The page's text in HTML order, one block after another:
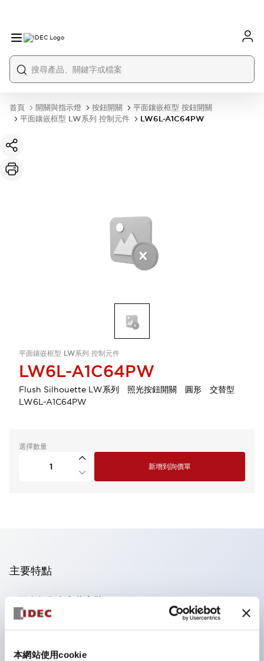
本網站使用cookie
首頁 開關與指示燈 按鈕開關
平面鑲嵌框型 按鈕開關
平面鑲嵌框型 LW系列 控制元件
LW6L-A1C64PW
平面鑲嵌框型 LW系列 控制元件
LW6L-A1C64PW
Flush Silhouette LW系列 照光按鈕開關 圓形 交替型
LW6L-A1C64PW
選擇數量
新增到詢價單
主要特點
可進行集合密著安裝
附鎖選擇開關採用高安全性的彈子鎖結構